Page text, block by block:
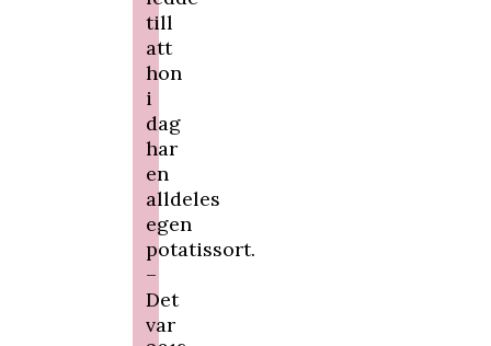
till
att
hon
i
dag
har
en
alldeles
egen
potatissort.
–
Det
var